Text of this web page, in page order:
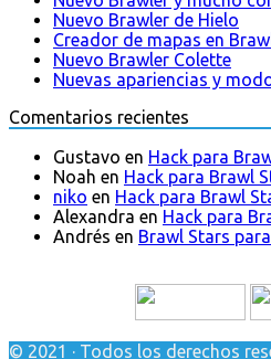
Nuevo Brawler de Hielo
Creador de mapas en
Nuevo Brawler Colette
Nuevas apariencias y
Comentarios recientes
Gustavo en Hack para
Noah en Hack para Brawl
niko en Hack para Brawl
Alexandra en Hack para
Andrés en Brawl Stars
© 2021 · Todos los derechos